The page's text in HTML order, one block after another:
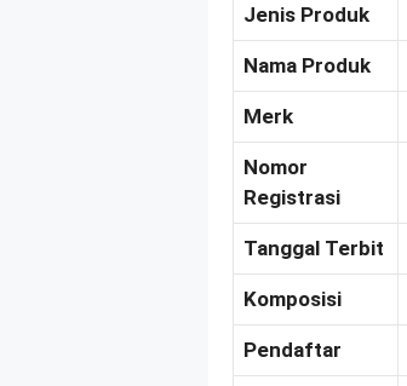
Jenis Produk
Nama Produk
Merk
Nomor
Registrasi
Tanggal Terbit
Komposisi
Pendaftar